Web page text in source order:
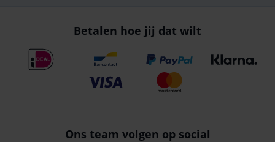
Betalen hoe jij dat wilt
Ons team volgen op social